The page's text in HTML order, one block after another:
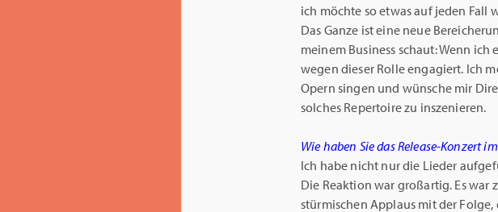
ich möchte so etwas auf jeden Fall
Das Ganze ist eine neue
meinem Business schaut: Wenn
wegen dieser Rolle engagiert. Ich
Opern singen und wünsche mir
solches Repertoire zu inszenieren.
Wie haben Sie das Release-Konzert
Ich habe nicht nur die Lieder
Die Reaktion war großartig. Es war
stürmischen Applaus mit der